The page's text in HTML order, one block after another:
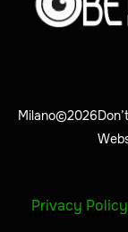
Milano©2026
Privacy Policy